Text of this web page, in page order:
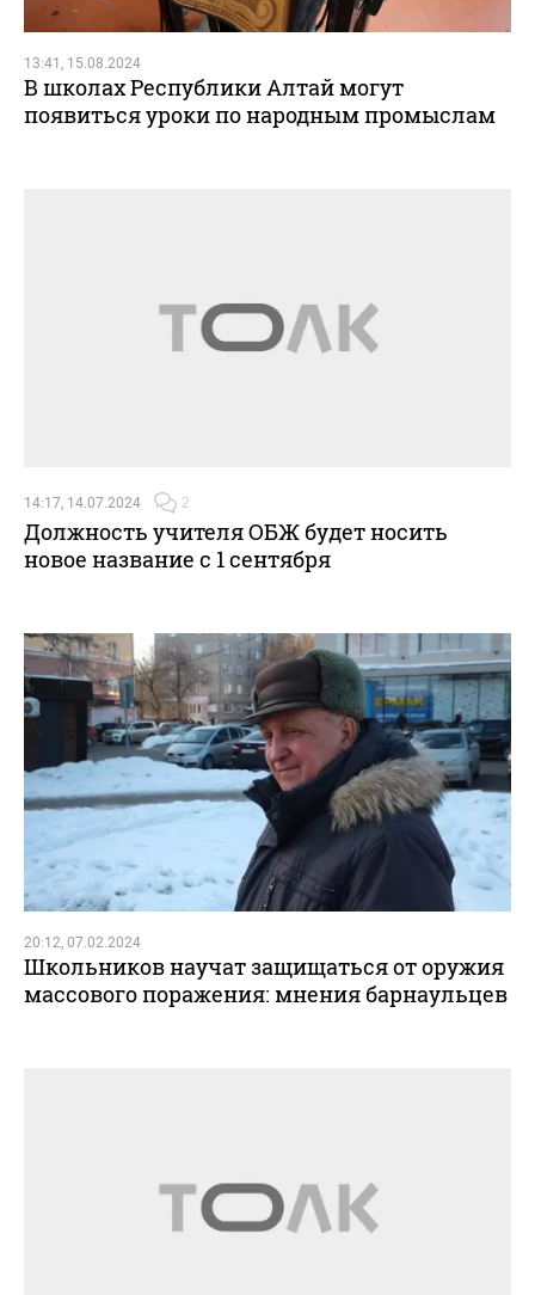
13:41, 15.08.2024
В школах Республики Алтай могут
появиться уроки по народным промыслам
14:17, 14.07.2024 2
Должность учителя ОБЖ будет носить
новое название с 1 сентября
20:12, 07.02.2024
Школьников научат защищаться от оружия
массового поражения: мнения барнаульцев